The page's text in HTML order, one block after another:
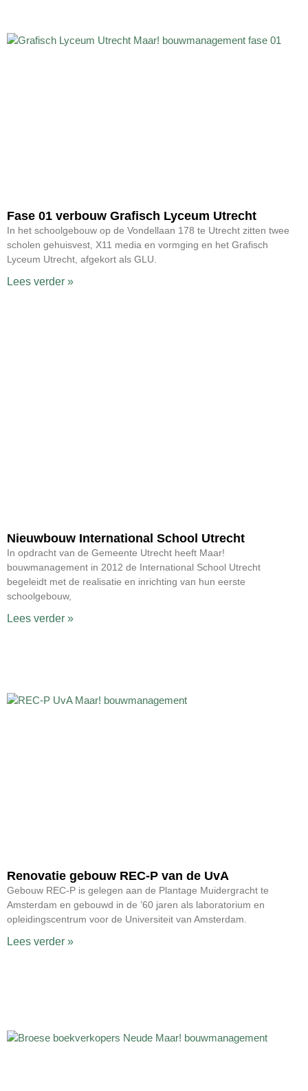
Fase 01 verbouw Grafisch Lyceum Utrecht
In het schoolgebouw op de Vondellaan 178 te Utrecht zitten twee
scholen gehuisvest, X11 media en vormging en het Grafisch
Lyceum Utrecht, afgekort als GLU.
Lees verder »
Nieuwbouw International School Utrecht
In opdracht van de Gemeente Utrecht heeft Maar!
bouwmanagement in 2012 de International School Utrecht
begeleidt met de realisatie en inrichting van hun eerste
schoolgebouw,
Lees verder »
Renovatie gebouw REC-P van de UvA
Gebouw REC-P is gelegen aan de Plantage Muidergracht te
Amsterdam en gebouwd in de ’60 jaren als laboratorium en
opleidingscentrum voor de Universiteit van Amsterdam.
Lees verder »